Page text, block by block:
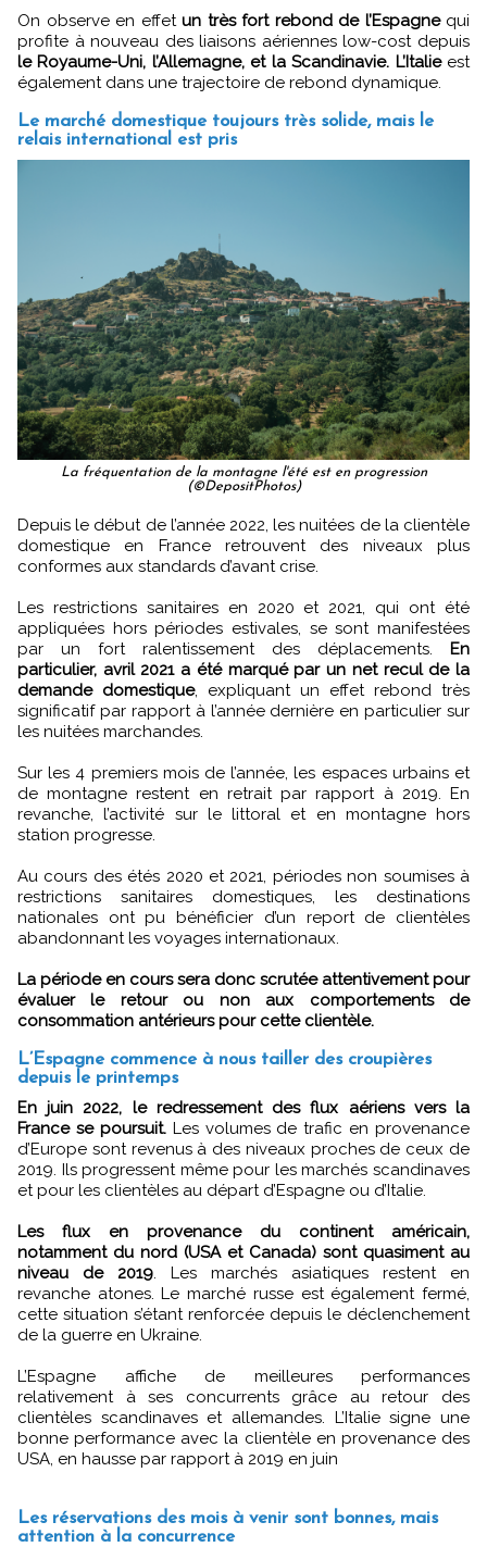
On observe en effet un très fort rebond de l’Espagnequi
profite à nouveau des liaisons aériennes low-cost depuis
le Royaume-Uni, l’Allemagne, et la Scandinavie. L’Italieest
également dans une trajectoire de rebond dynamique.
Le marché domestique toujours très solide, mais le
relais international est pris
La fréquentation de la montagne l'été est en progression
(©DepositPhotos)
Depuis le début de l’année 2022, les nuitées de la clientèle
domestique en France retrouvent des niveaux plus
conformes aux standards d’avant crise.
Les restrictions sanitaires en 2020 et 2021, qui ont été
appliquées hors périodes estivales, se sont manifestées
par un fort ralentissement des déplacements. En
particulier, avril 2021 a été marqué par un net recul de la
demande domestique, expliquant un effet rebond très
significatif par rapport à l’année dernière en particulier sur
les nuitées marchandes.
Sur les 4 premiers mois de l’année, les espaces urbains et
de montagne restent en retrait par rapport à 2019. En
revanche, l’activité sur le littoral et en montagne hors
station progresse.
Au cours des étés 2020 et 2021, périodes non soumises à
restrictions sanitaires domestiques, les destinations
nationales ont pu bénéficier d’un report de clientèles
abandonnant les voyages internationaux.
La période en cours sera donc scrutée attentivement pour
évaluer le retour ou non aux comportements de
consommation antérieurs pour cette clientèle.
L’Espagne commence à nous tailler des croupières
depuis le printemps
En juin 2022, le redressement des flux aériens vers la
France se poursuit.Les volumes de trafic en provenance
d’Europe sont revenus à des niveaux proches de ceux de
2019. Ils progressent même pour les marchés scandinaves
et pour les clientèles au départ d’Espagne ou d’Italie.
Les flux en provenance du continent américain,
notamment du nord (USA et Canada) sont quasiment au
niveau de 2019. Les marchés asiatiques restent en
revanche atones. Le marché russe est également fermé,
cette situation s’étant renforcée depuis le déclenchement
de la guerre en Ukraine.
L’Espagne affiche de meilleures performances
relativement à ses concurrents grâce au retour des
clientèles scandinaves et allemandes. L’Italie signe une
bonne performance avec la clientèle en provenance des
USA, en hausse par rapport à 2019 en juin
Les réservations des mois à venir sont bonnes, mais
attention à la concurrence